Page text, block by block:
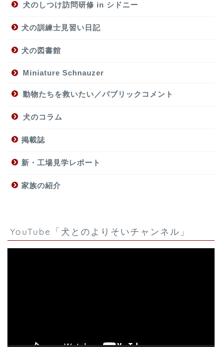
犬のしつけ訪問研修 in シドニー
犬の訓練士見習い日記
犬の図書館
Miniature Schnauzer
動物たちを救いたい／パブリックコメント
犬のコラム
掲載誌
新・工場見学レポート
家族の紹介
YouTube「犬とのよりそいチャンネル」